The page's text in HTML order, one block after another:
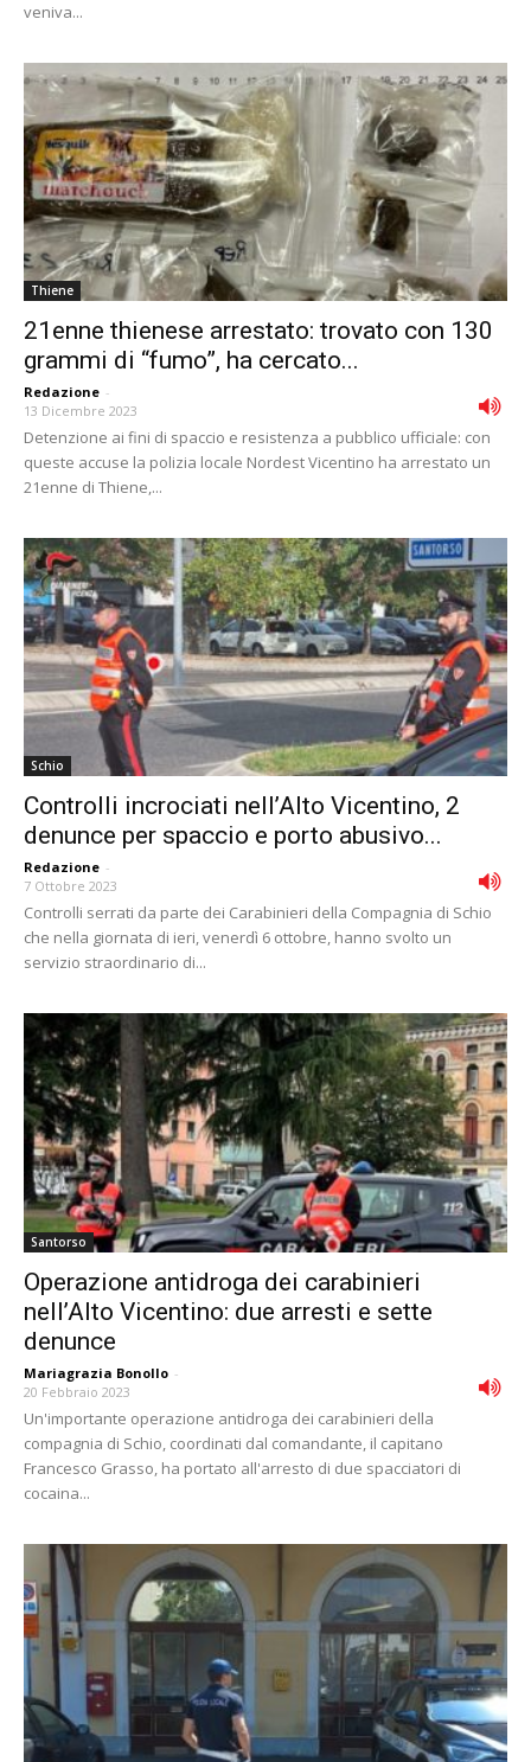
veniva...
Thiene
21enne thienese arrestato: trovato con 130
grammi di “fumo”, ha cercato...
Redazione -
13 Dicembre 2023
Detenzione ai fini di spaccio e resistenza a pubblico ufficiale: con
queste accuse la polizia locale Nordest Vicentino ha arrestato un
21enne di Thiene,...
Schio
Controlli incrociati nell’Alto Vicentino, 2
denunce per spaccio e porto abusivo...
Redazione -
7 Ottobre 2023
Controlli serrati da parte dei Carabinieri della Compagnia di Schio
che nella giornata di ieri, venerdì 6 ottobre, hanno svolto un
servizio straordinario di...
Santorso
Operazione antidroga dei carabinieri
nell’Alto Vicentino: due arresti e sette
denunce
Mariagrazia Bonollo -
20 Febbraio 2023
Un'importante operazione antidroga dei carabinieri della
compagnia di Schio, coordinati dal comandante, il capitano
Francesco Grasso, ha portato all'arresto di due spacciatori di
cocaina...